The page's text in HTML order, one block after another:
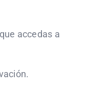
accedas a